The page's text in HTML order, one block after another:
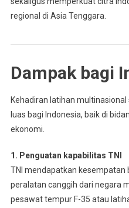
regional di Asia Tenggara.
Dampak bagi
Kehadiran latihan
luas bagi Indonesia, baik di
ekonomi.
1. Penguatan kapabilitas TNI
TNI mendapatkan kesempatan
peralatan canggih dari negara
pesawat tempur F-35 atau